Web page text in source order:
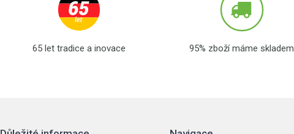
65 let tradice a inovace 95% zboží máme skladem